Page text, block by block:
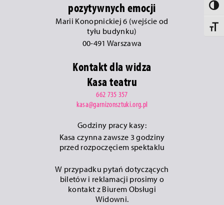
pozytywnych emocji
Marii Konopnickiej 6 (wejście od
tyłu budynku)
00-491 Warszawa
Kontakt dla widza
Kasa teatru
662 735 357
kasa@garnizonsztuki.org.pl
Godziny pracy kasy:
Kasa czynna zawsze 3 godziny
przed rozpoczęciem spektaklu
W przypadku pytań dotyczących
biletów i reklamacji prosimy o
kontakt z Biurem Obsługi
Widowni.